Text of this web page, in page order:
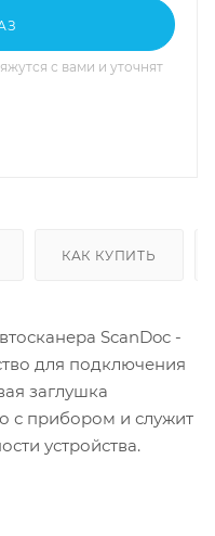
с вами и уточнят
КАК КУПИТЬ
ScanDoc -
для подключения
заглушка
с прибором и служит
устройства.